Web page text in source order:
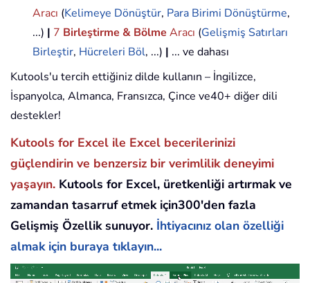
Aracı (Kelimeye Dönüştür, Para Birimi Dönüştürme,
...) | 7 Birleştirme & Bölme Aracı (Gelişmiş Satırları
Birleştir, Hücreleri Böl, ...) | ... ve dahası
Kutools'u tercih ettiğiniz dilde kullanın – İngilizce,
İspanyolca, Almanca, Fransızca, Çince ve40+ diğer dili
destekler!
Kutools for Excel ile Excel becerilerinizi
güçlendirin ve benzersiz bir verimlilik deneyimi
yaşayın. Kutools for Excel, üretkenliği artırmak ve
zamandan tasarruf etmek için300'den fazla
Gelişmiş Özellik sunuyor. İhtiyacınız olan özelliği
almak için buraya tıklayın...